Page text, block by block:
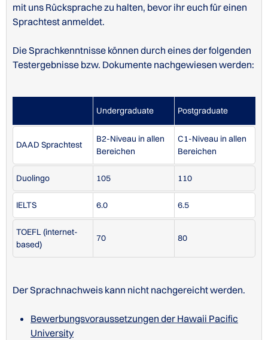
Duolingo 105
TOEFL (paper-based) 70
Bewerbungsvoraussetzungen der Hawaii Pacific
University
Gebühren 2025 Betrag
Tuition 6500 USD
740 USD
IELTS 6.0
Bewerbungsvoraussetzungen der Hawaii Pacific
University
Studiengebühren an der Hawaii Pacific University
mit uns Rücksprache zu halten, bevor ihr euch für einen
Sprachtest anmeldet.
Die Sprachkenntnisse können durch eines der folgenden
Testergebnisse bzw. Dokumente nachgewiesen werden:
Undergraduate Postgraduate
DAAD Sprachtest
B2-Niveau in allen
Bereichen
C1-Niveau in allen
Bereichen
Duolingo 105 110
IELTS 6.0 6.5
TOEFL (internet-
based)
70 80
Der Sprachnachweis kann nicht nachgereicht werden.
Bewerbungsvoraussetzungen der Hawaii Pacific
University